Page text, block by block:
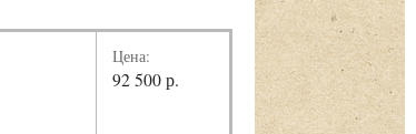
Цена:
92 500 р.